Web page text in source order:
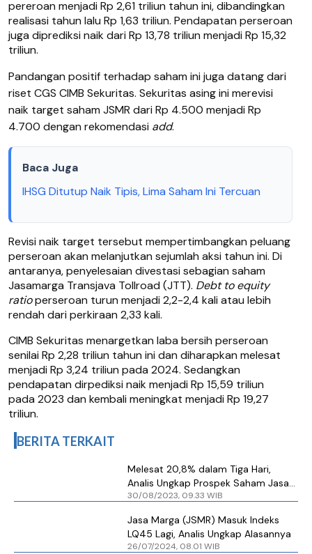
pereroan menjadi Rp 2,61 triliun tahun ini, dibandingkan
realisasi tahun lalu Rp 1,63 triliun. Pendapatan perseroan
juga diprediksi naik dari Rp 13,78 triliun menjadi Rp 15,32
triliun.
Pandangan positif terhadap saham ini juga datang dari
riset CGS CIMB Sekuritas. Sekuritas asing ini merevisi
naik target saham JSMR dari Rp 4.500 menjadi Rp
4.700 dengan rekomendasi add.
Baca Juga
IHSG Ditutup Naik Tipis, Lima Saham Ini Tercuan
Revisi naik target tersebut mempertimbangkan peluang
perseroan akan melanjutkan sejumlah aksi tahun ini. Di
antaranya, penyelesaian divestasi sebagian saham
Jasamarga Transjava Tollroad (JTT). Debt to equity
ratioperseroan turun menjadi 2,2-2,4 kali atau lebih
rendah dari perkiraan 2,33 kali.
CIMB Sekuritas menargetkan laba bersih perseroan
senilai Rp 2,28 triliun tahun ini dan diharapkan melesat
menjadi Rp 3,24 triliun pada 2024. Sedangkan
pendapatan dirpediksi naik menjadi Rp 15,59 triliun
pada 2023 dan kembali meningkat menjadi Rp 19,27
triliun.
BERITA TERKAIT
Melesat 20,8% dalam Tiga Hari,
Analis Ungkap Prospek Saham Jasa
Marga (JSMR)
30/08/2023, 09.33 WIB
Jasa Marga (JSMR) Masuk Indeks
LQ45 Lagi, Analis Ungkap Alasannya
26/07/2024, 08.01 WIB